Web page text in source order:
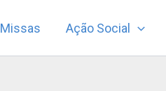
Missas Ação Social